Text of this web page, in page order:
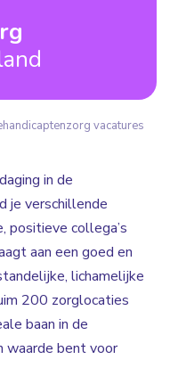
vacatures
in de
je verschillende
positieve collega’s
aan een goed en
lichamelijke
200 zorglocaties
baan in de
waarde bent voor